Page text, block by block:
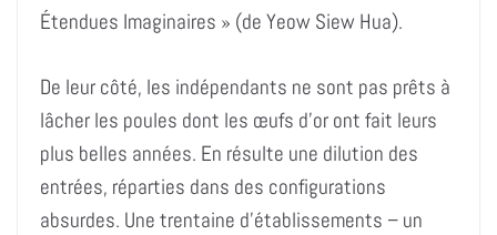
Étendues Imaginaires » (de Yeow Siew Hua).
De leur côté, les indépendants ne sont pas prêts à
lâcher les poules dont les œufs d’or ont fait leurs
plus belles années. En résulte une dilution des
entrées, réparties dans des configurations
absurdes. Une trentaine d’établissements – un